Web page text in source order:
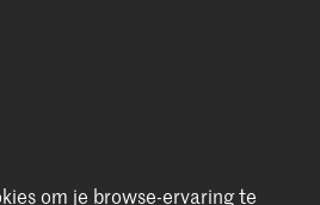
en de Koninklijke
Kunsten vormen samen
om je browse-ervaring te